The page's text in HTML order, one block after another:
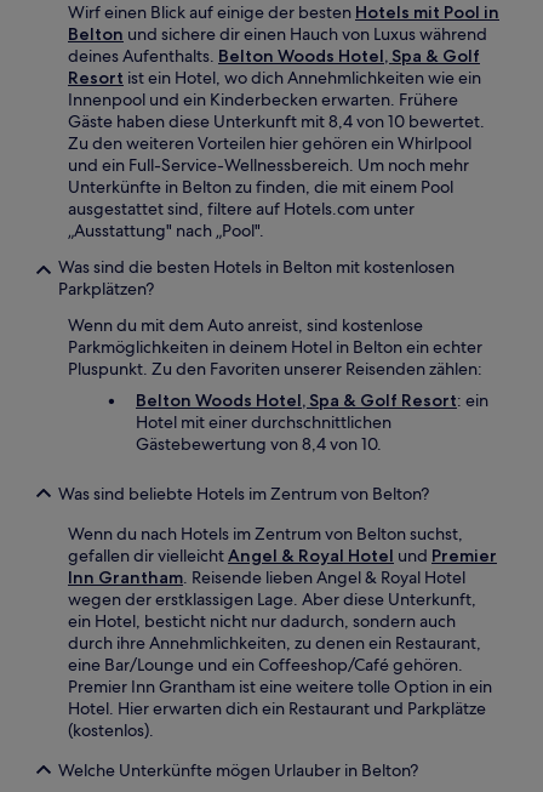
Wirf einen Blick auf einige der besten Hotels mit Pool in
Belton und sichere dir einen Hauch von Luxus während
deines Aufenthalts. Belton Woods Hotel, Spa & Golf
Resort ist ein Hotel, wo dich Annehmlichkeiten wie ein
Innenpool und ein Kinderbecken erwarten. Frühere
Gäste haben diese Unterkunft mit 8,4 von 10 bewertet.
Zu den weiteren Vorteilen hier gehören ein Whirlpool
und ein Full-Service-Wellnessbereich. Um noch mehr
Unterkünfte in Belton zu finden, die mit einem Pool
ausgestattet sind, filtere auf Hotels.com unter
„Ausstattung" nach „Pool".
Was sind die besten Hotels in Belton mit kostenlosen
Parkplätzen?
Wenn du mit dem Auto anreist, sind kostenlose
Parkmöglichkeiten in deinem Hotel in Belton ein echter
Pluspunkt. Zu den Favoriten unserer Reisenden zählen:
Belton Woods Hotel, Spa & Golf Resort: ein
Hotel mit einer durchschnittlichen
Gästebewertung von 8,4 von 10.
Was sind beliebte Hotels im Zentrum von Belton?
Wenn du nach Hotels im Zentrum von Belton suchst,
gefallen dir vielleichtAngel & Royal Hotel und Premier
Inn Grantham. Reisende lieben Angel & Royal Hotel
wegen der erstklassigen Lage. Aber diese Unterkunft,
ein Hotel, besticht nicht nur dadurch, sondern auch
durch ihre Annehmlichkeiten, zu denen ein Restaurant,
eine Bar/Lounge und ein Coffeeshop/Café gehören.
Premier Inn Grantham ist eine weitere tolle Option in ein
Hotel. Hier erwarten dich ein Restaurant und Parkplätze
(kostenlos).
Welche Unterkünfte mögen Urlauber in Belton?